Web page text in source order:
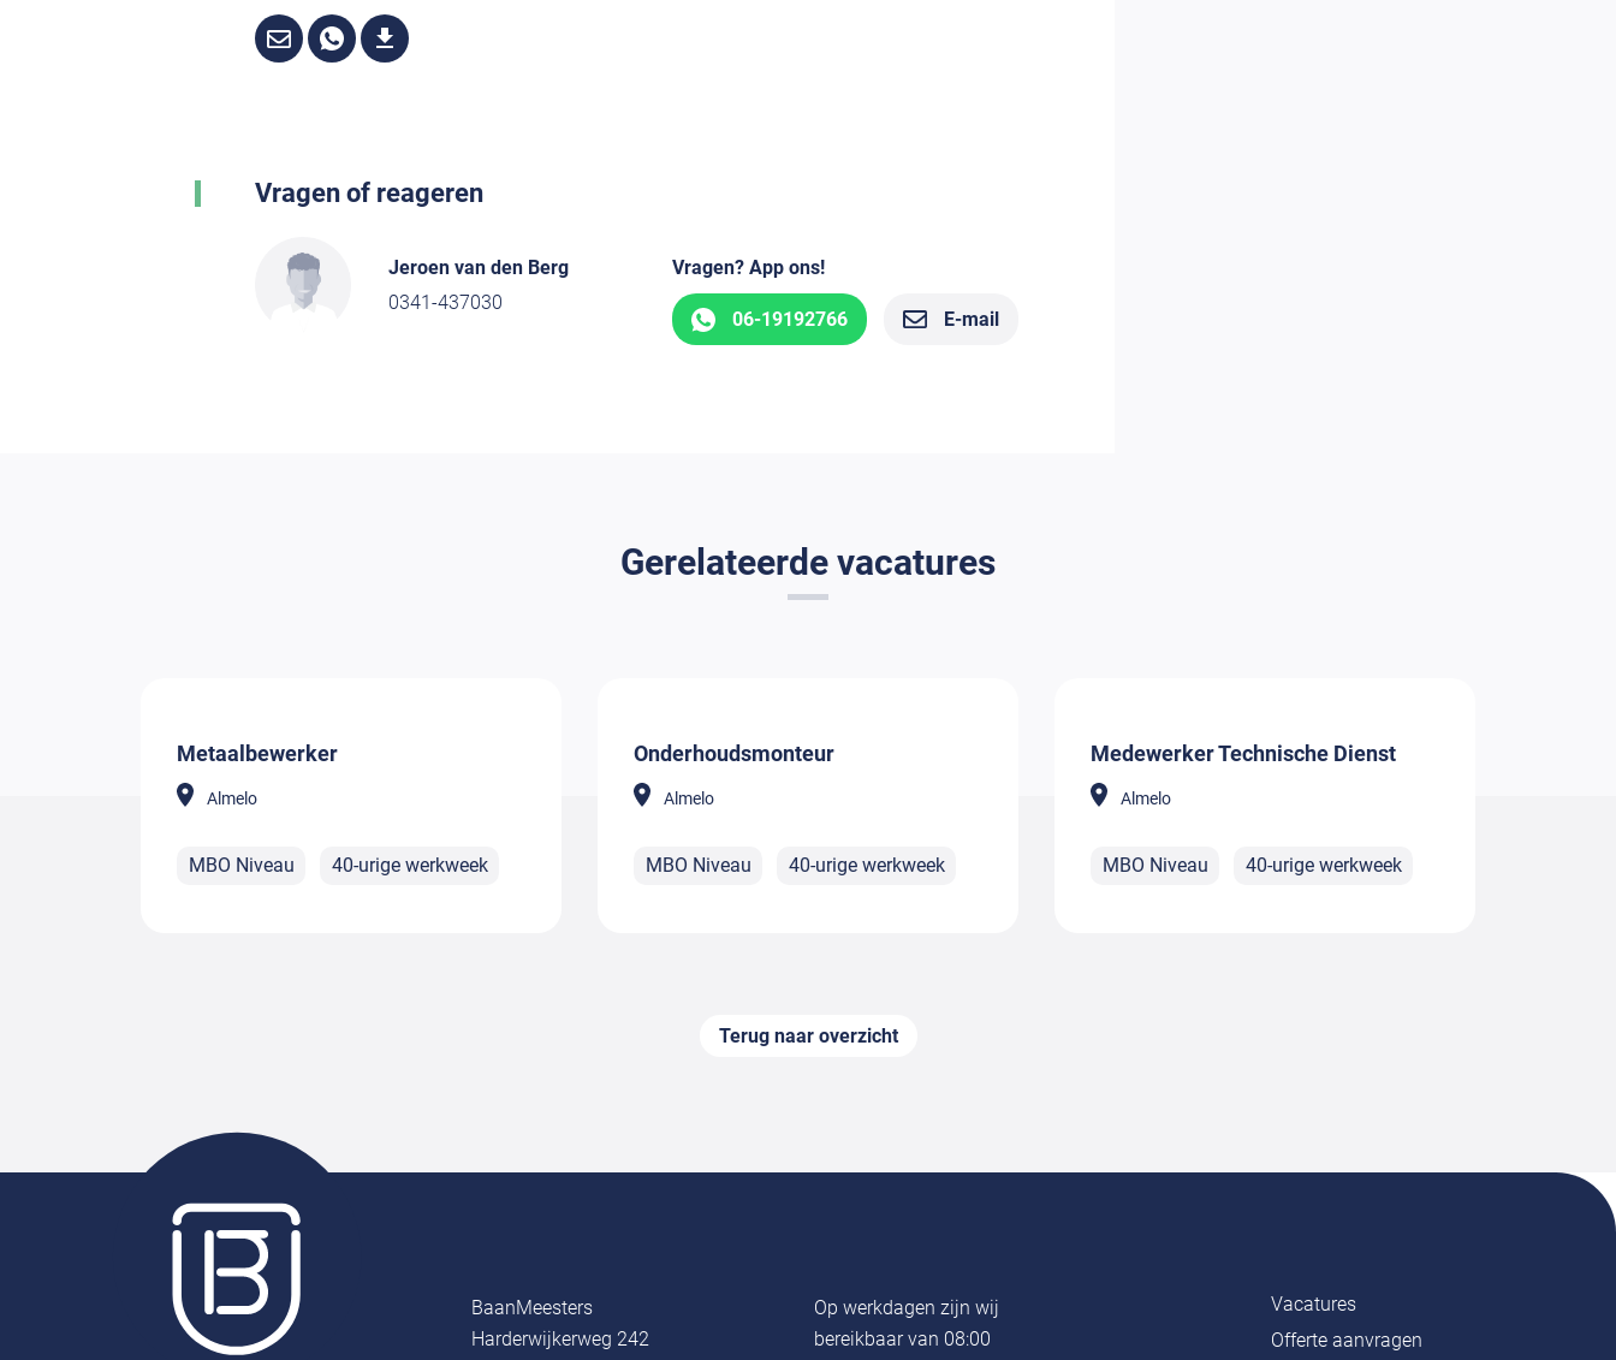
Vragen of reageren
Jeroen van den Berg
0341-437030
Vragen? App ons!
06-19192766 E-mail
Gerelateerde vacatures
Metaalbewerker
Almelo
MBO Niveau 40-urige werkweek
Onderhoudsmonteur
Almelo
MBO Niveau 40-urige werkweek
Medewerker Technische Dienst
Almelo
MBO Niveau 40-urige werkweek
Terug naar overzicht
BaanMeesters
Harderwijkerweg 242
Op werkdagen zijn wij
bereikbaar van 08:00
Vacatures
Offerte aanvragen